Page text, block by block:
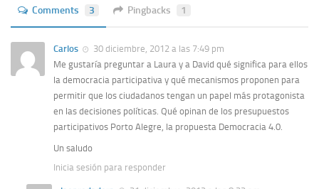
Comments 3 Pingbacks 1
Carlos
30 diciembre, 2012 a las 7:49 pm
Me gustaría preguntar a Laura y a David qué significa para ellos
la democracia participativa y qué mecanismos proponen para
permitir que los ciudadanos tengan un papel más protagonista
en las decisiones políticas. Qué opinan de los presupuestos
participativos Porto Alegre, la propuesta Democracia 4.0.
Un saludo
Inicia sesión para responder